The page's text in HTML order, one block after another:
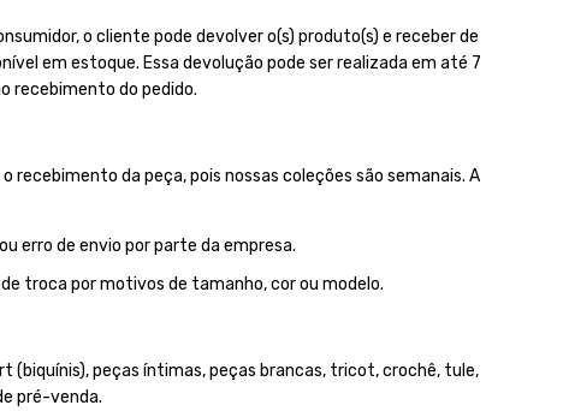
o cliente pode devolver o(s) produto(s) e receber de
em estoque. Essa devolução pode ser realizada em até 7
recebimento do pedido.
recebimento da peça, pois nossas coleções são semanais. A
erro de envio por parte da empresa.
de troca por motivos de tamanho, cor ou modelo.
(biquínis), peças íntimas, peças brancas, tricot, crochê, tule,
pré-venda.